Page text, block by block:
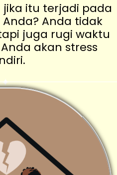
itu terjadi pada
Anda tidak
juga rugi waktu
akan stress